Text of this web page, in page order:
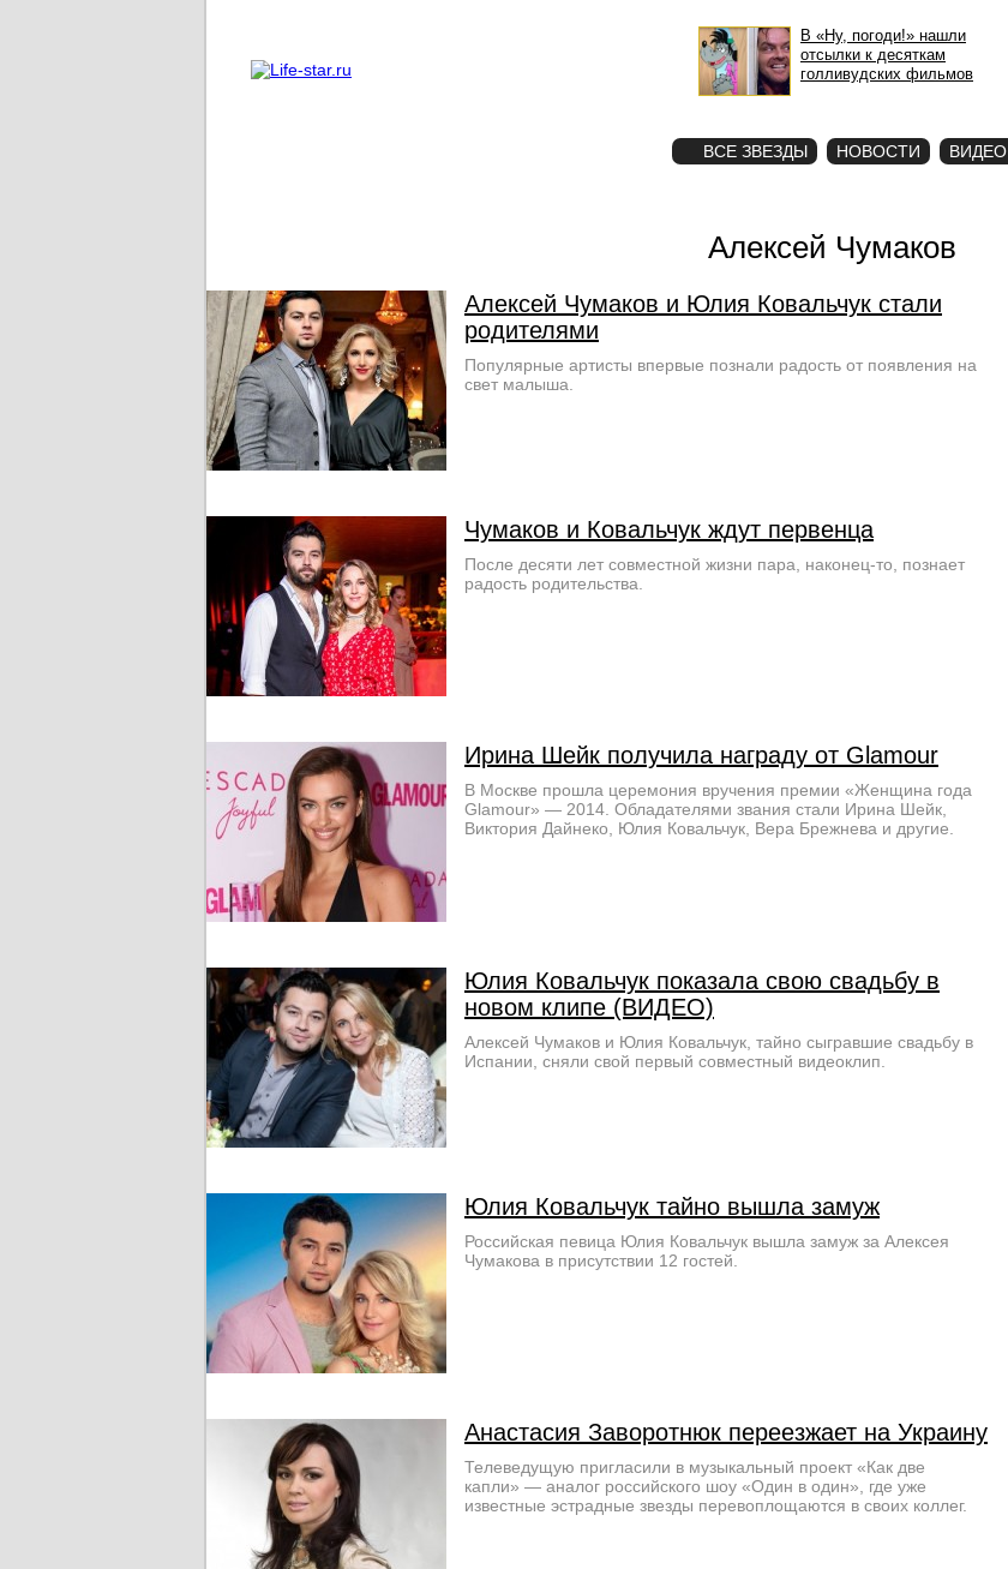
В «Ну, погоди!» нашли
отсылки к десяткам
голливудских фильмов
ВСЕ ЗВЕЗДЫ НОВОСТИ ВИДЕО
Алексей Чумаков
Алексей Чумаков и Юлия Ковальчук стали
родителями
Популярные артисты впервые познали радость от появления на
свет малыша.
Чумаков и Ковальчук ждут первенца
После десяти лет совместной жизни пара, наконец-то, познает
радость родительства.
Ирина Шейк получила награду от Glamour
В Москве прошла церемония вручения премии «Женщина года
Glamour» — 2014. Обладателями звания стали Ирина Шейк,
Виктория Дайнеко, Юлия Ковальчук, Вера Брежнева и другие.
Юлия Ковальчук показала свою свадьбу в
новом клипе (ВИДЕО)
Алексей Чумаков и Юлия Ковальчук, тайно сыгравшие свадьбу в
Испании, сняли свой первый совместный видеоклип.
Юлия Ковальчук тайно вышла замуж
Российская певица Юлия Ковальчук вышла замуж за Алексея
Чумакова в присутствии 12 гостей.
Анастасия Заворотнюк переезжает на Украину
Телеведущую пригласили в музыкальный проект «Как две
капли» — аналог российского шоу «Один в один», где уже
известные эстрадные звезды перевоплощаются в своих коллег.